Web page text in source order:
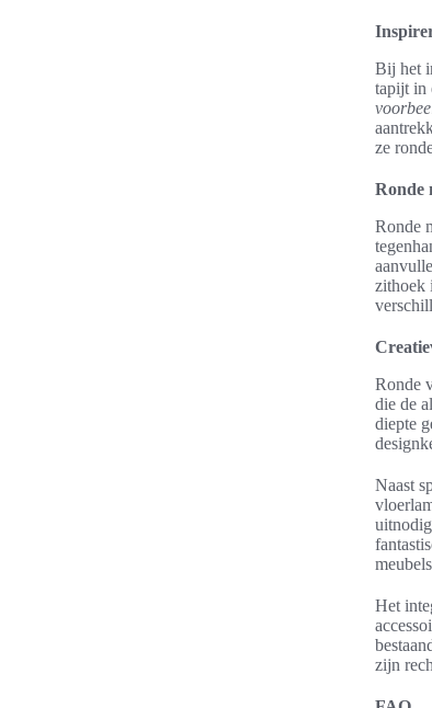
Bij het
tapijt in
ze
Ronde
Ronde
zithoek
Ronde
die de
diepte
Naast
Het
zijn